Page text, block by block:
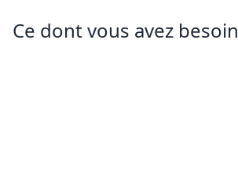
Ce dont vous avez besoin